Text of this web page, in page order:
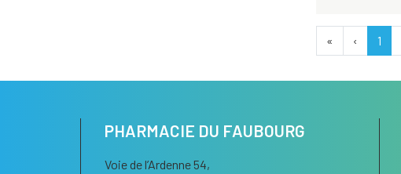
« ‹ 1
PHARMACIE DU FAUBOURG
Voie de l’Ardenne 54,